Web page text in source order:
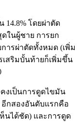
14.8% โดยผ่าตัด
ในผู้ชาย การยก
ารผ่าตัดทั้งหมด (เพิ่ม
เสริมบั้นท้ายก็เพิ่มขึ้น
งเป็นการดูดไขมัน
อีกสองอันดับแรกคือ
นได้ชัด) และการดูด